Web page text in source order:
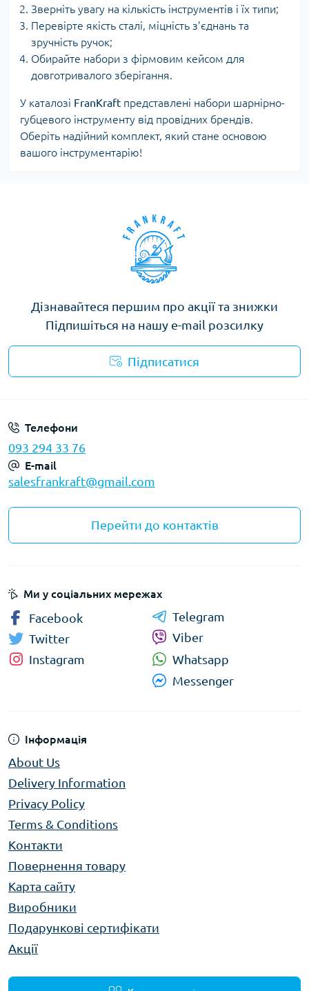
Зверніть увагу на кількість інструментів і їх типи;
Перевірте якість сталі, міцність з’єднань та
зручність ручок;
Обирайте набори з фірмовим кейсом для
довготривалого зберігання.
У каталозі FranKraft представлені набори шарнірно-
губцевого інструменту від провідних брендів.
Оберіть надійний комплект, який стане основою
вашого інструментарію!
Дізнавайтеся першим про акції та знижки
Підпишіться на нашу e-mail розсилку
Підписатися
Privacy Policy
Телефони
093 294 33 76
E-mail
salesfrankraft@gmail.com
Перейти до контактів
Інформація
About Us
Delivery Information
Privacy Policy
Terms & Conditions
Контакти
Повернення товару
Карта сайту
Виробники
Подарункові сертифікати
Акції
Ми у соціальних мережах
Facebook
Twitter
Instagram
Telegram
Viber
Whatsapp
Messenger